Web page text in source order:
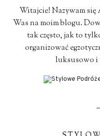
Witajcie! Nazywam
Was na moim blogu.
tak często, jak to
organizować
luksusowo i